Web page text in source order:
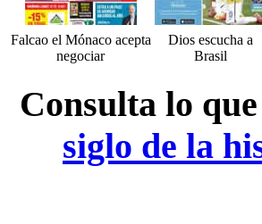
Falcao el Mónaco acepta
negociar
Dios escucha a
Brasil
Consulta lo
siglo de la